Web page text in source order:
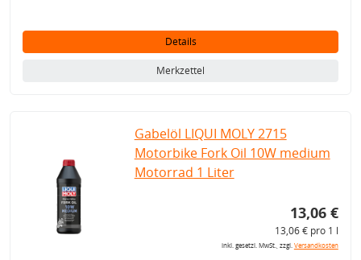
Details
Merkzettel
Gabelöl LIQUI MOLY 2715
Motorbike Fork Oil 10W medium
Motorrad 1 Liter
13,06 €
13,06 € pro 1 l
inkl. gesetzl. MwSt., zzgl.Versandkosten